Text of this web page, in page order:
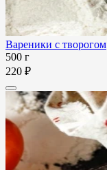
Вареники с творогом
500 г
220 ₽